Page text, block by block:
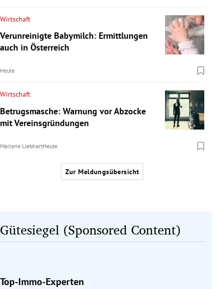
Wirtschaft
Verunreinigte Babymilch: Ermittlungen
auch in Österreich
Heute
Wirtschaft
Betrugsmasche: Warnung vor Abzocke
mit Vereinsgründungen
Marlene LiebhartHeute
Zur Meldungsübersicht
Gütesiegel (Sponsored Content)
Top-Immo-Experten
Slide 1 von 1